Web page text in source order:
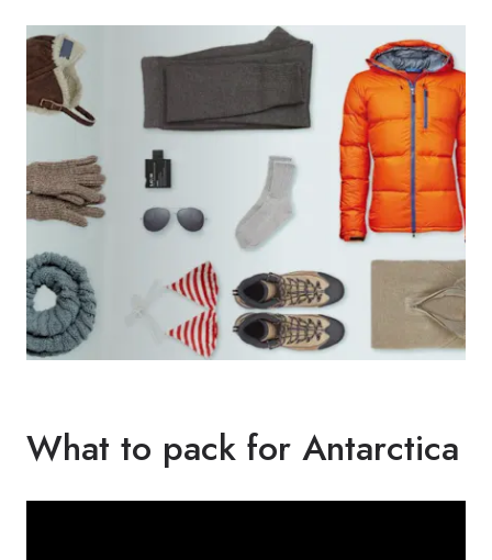
What to pack for Antarctica